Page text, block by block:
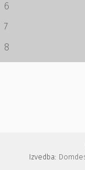
6
7
8
Izvedba: